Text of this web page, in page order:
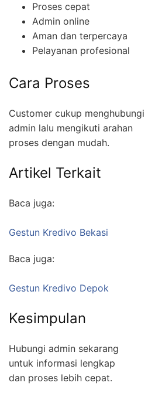
Proses cepat
Admin online
Aman dan terpercaya
Pelayanan profesional
Cara Proses
Customer cukup menghubungi
admin lalu mengikuti arahan
proses dengan mudah.
Artikel Terkait
Baca juga:
Gestun Kredivo Bekasi
Baca juga:
Gestun Kredivo Depok
Kesimpulan
Hubungi admin sekarang
untuk informasi lengkap
dan proses lebih cepat.